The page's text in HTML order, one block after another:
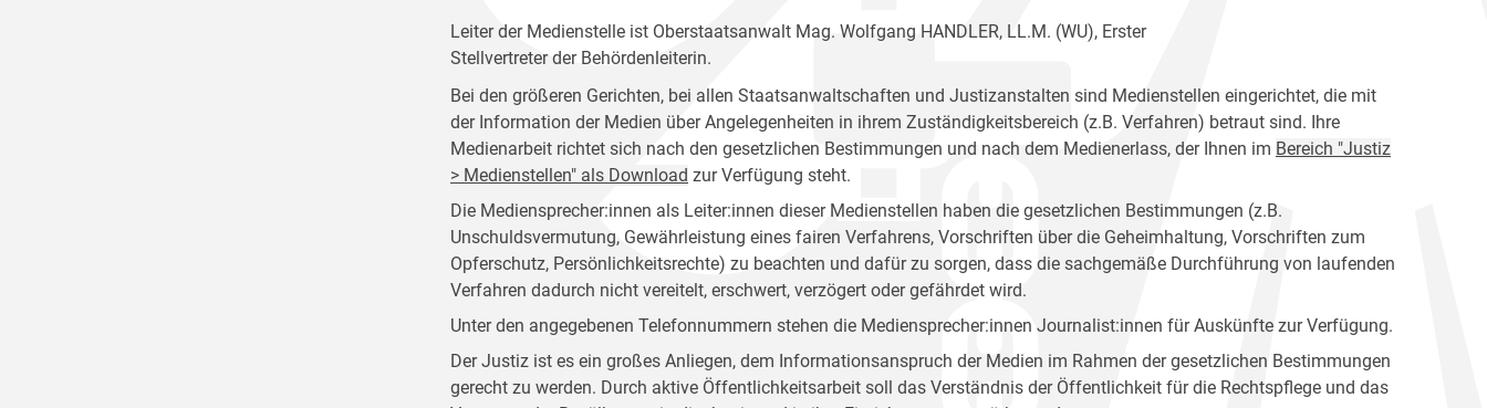
Leiter der Medienstelle ist Oberstaatsanwalt Mag. Wolfgang HANDLER, LL.M. (WU), Erster
Stellvertreter der Behördenleiterin.
Bei den größeren Gerichten, bei allen Staatsanwaltschaften und Justizanstalten sind Medienstellen eingerichtet, die mit
der Information der Medien über Angelegenheiten in ihrem Zuständigkeitsbereich (z.B. Verfahren) betraut sind. Ihre
Medienarbeit richtet sich nach den gesetzlichen Bestimmungen und nach dem Medienerlass, der Ihnen im Bereich "Justiz
> Medienstellen" als Download zur Verfügung steht.
Die Mediensprecher:innen als Leiter:innen dieser Medienstellen haben die gesetzlichen Bestimmungen (z.B.
Unschuldsvermutung, Gewährleistung eines fairen Verfahrens, Vorschriften über die Geheimhaltung, Vorschriften zum
Opferschutz, Persönlichkeitsrechte) zu beachten und dafür zu sorgen, dass die sachgemäße Durchführung von laufenden
Verfahren dadurch nicht vereitelt, erschwert, verzögert oder gefährdet wird.
Unter den angegebenen Telefonnummern stehen die Mediensprecher:innen Journalist:innen für Auskünfte zur Verfügung.
Der Justiz ist es ein großes Anliegen, dem Informationsanspruch der Medien im Rahmen der gesetzlichen Bestimmungen
gerecht zu werden. Durch aktive Öffentlichkeitsarbeit soll das Verständnis der Öffentlichkeit für die Rechtspflege und das